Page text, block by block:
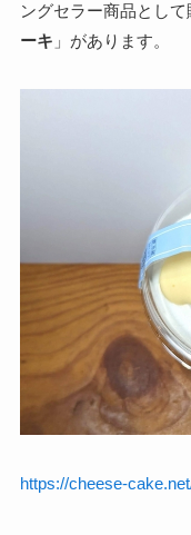
ングセラー商品とし
ーキ 」があります。
https://cheese-